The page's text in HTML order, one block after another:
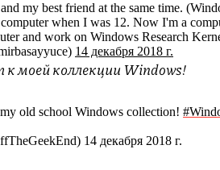
my best friend at the same time.
when I was 12. Now I'm a
and work on Windows Research
14 декабря 2018 г.
к моей коллекции Windows!
old school Windows collection!
14 декабря 2018 г.